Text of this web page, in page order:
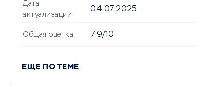
Дата
актуализации
04.07.2025
Общая оценка 7.9/10
ЕЩЕ ПО ТЕМЕ